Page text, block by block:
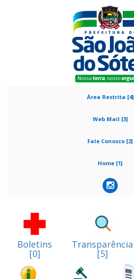
Área Restrita [4]
Web Mail [3]
Fale Conosco [2]
Home [1]
Boletins
[0]
Transparência
[5]